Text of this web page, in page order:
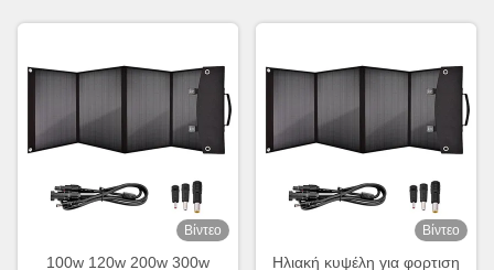
Βίντεο
100w 120w 200w 300w
Βίντεο
Ηλιακή κυψέλη για φορτιση